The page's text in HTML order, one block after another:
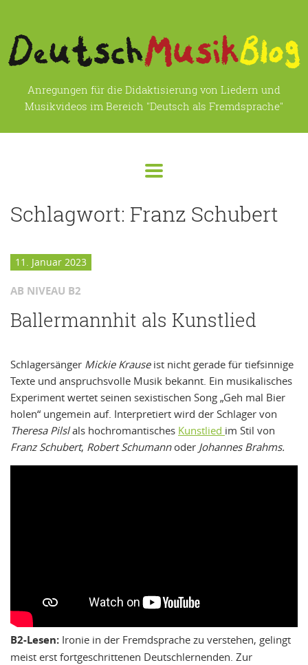
Anregungen für die Didaktisierung von Liedern und
Musikvideos im Bereich "Deutsch als Fremdsprache"
Schlagwort: Franz Schubert
11. Januar 2023
AB NIVEAU B2
Ballermannhit als Kunstlied
Schlagersänger Mickie Krauseist nicht gerade für tiefsinnige
Texte und anspruchsvolle Musik bekannt. Ein musikalisches
Experiment wertet seinen sexistischen Song „Geh mal Bier
holen“ ungemein auf. Interpretiert wird der Schlager von
Theresa Pilslals hochromantisches Kunstlied im Stil von
Franz Schubert, Robert Schumannoder Johannes Brahms.
B2-Lesen: Ironie in der Fremdsprache zu verstehen, gelingt
meist erst fortgeschrittenen Deutschlernenden. Zur